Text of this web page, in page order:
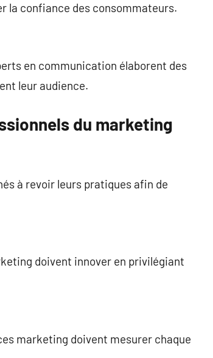
la confiance des consommateurs.
en communication élaborent des
leur audience.
du marketing
à revoir leurs pratiques afin de
doivent innover en privilégiant
marketing doivent mesurer chaque